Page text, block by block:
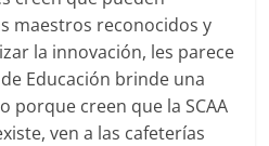
maestros reconocidos y
la innovación, les parece
Educación brinde una
porque creen que la SCAA
ven a las cafeterías